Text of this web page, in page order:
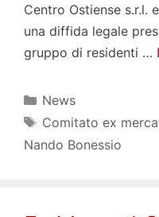
Centro Ostiense s.r.l.
una diffida legale
gruppo di residenti …
Categorie
News
Tag
Comitato ex
Nando Bonessio